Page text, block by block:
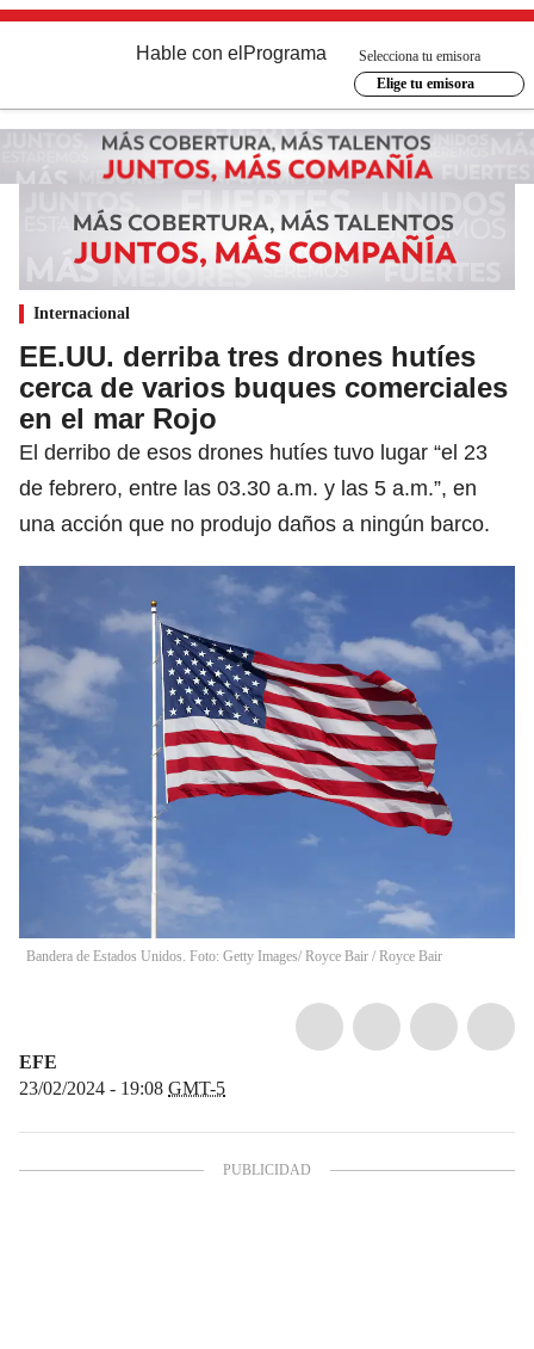
Hable con el Programa
Selecciona tu emisora
Elige tu emisora
Internacional
EE.UU. derriba tres drones hutíes
cerca de varios buques comerciales
en el mar Rojo
El derribo de esos drones hutíes tuvo lugar “el 23
de febrero, entre las 03.30 a.m. y las 5 a.m.”, en
una acción que no produjo daños a ningún barco.
Bandera de Estados Unidos. Foto: Getty Images/ Royce Bair / Royce Bair
EFE
23/02/2024 - 19:08 GMT-5